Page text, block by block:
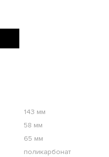
143 мм
58 мм
65 мм
поликарбонат